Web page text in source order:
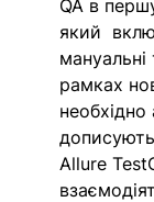
QA в
який
мануальні
рамках
необхідно
Allure